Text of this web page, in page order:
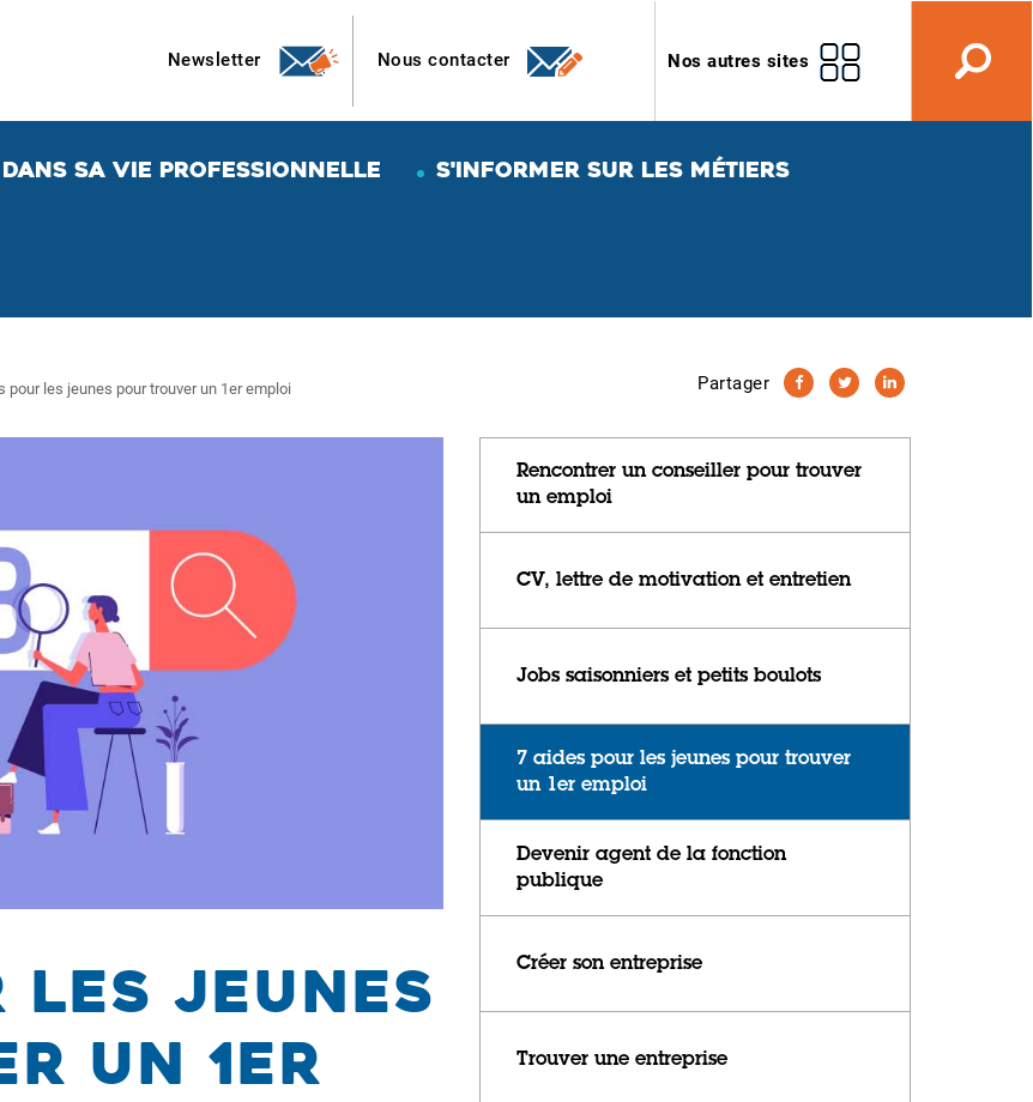
Newsletter Nous contacter Nos autres sites
SA VIE PROFESSIONNELLE S'INFORMER SUR LES MÉTIERS
pour les jeunes pour trouver un 1er emploi Partager
les jeunes
un 1er
Rencontrer un conseiller pour trouver
un emploi
CV, lettre de motivation et entretien
Jobs saisonniers et petits boulots
7 aides pour les jeunes pour trouver
un 1er emploi
Devenir agent de la fonction
publique
Créer son entreprise
Trouver une entreprise